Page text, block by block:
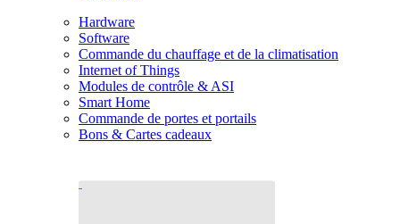
Hardware
Software
Commande du chauffage et de la climatisation
Internet of Things
Modules de contrôle & ASI
Smart Home
Commande de portes et portails
Bons & Cartes cadeaux